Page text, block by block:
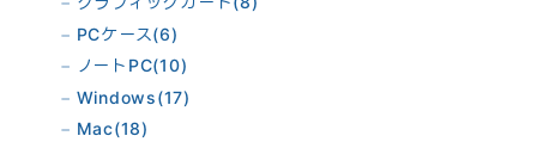
PCケース(6)
ノートPC(10)
Windows(17)
Mac(18)